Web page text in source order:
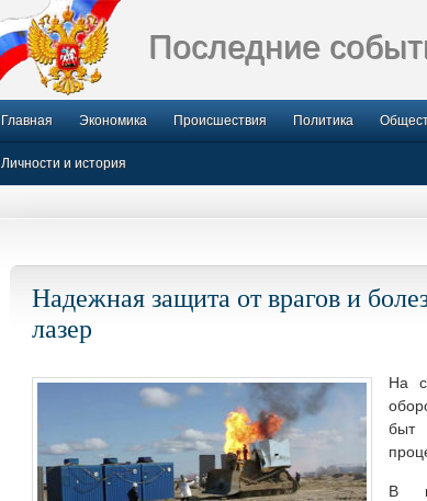
Последние
Главная Экономика Происшествия Политика
Личности и история
Надежная защита от врагов и
лазер
На
быт
В